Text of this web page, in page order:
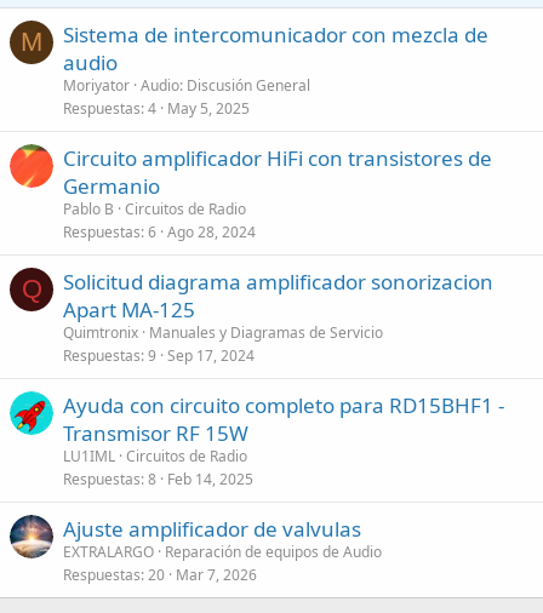
M
Sistema de intercomunicador con mezcla de
audio
Moriyator Audio: Discusión General
Respuestas 4 May 5, 2025
Circuito amplificador HiFi con transistores de
Germanio
Pablo B Circuitos de Radio
Respuestas 6 Ago 28, 2024
Q
Solicitud diagrama amplificador sonorizacion
Apart MA-125
Quimtronix Manuales y Diagramas de Servicio
Respuestas 9 Sep 17, 2024
Ayuda con circuito completo para RD15BHF1 -
Transmisor RF 15W
LU1IML Circuitos de Radio
Respuestas 8 Feb 14, 2025
Ajuste amplificador de valvulas
EXTRALARGO Reparación de equipos de Audio
Respuestas 20 Mar 7, 2026